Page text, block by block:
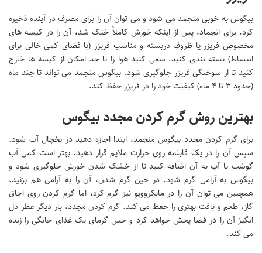
بیگوس به خوبی منجمد می شود و می توان آن را برای مصرف در آینده ذخیره
کرد. برای انجماد، پس از اینکه خورش کاملاً خنک شد، آن را در کیسه های
مخصوص فریزر یا ظروف دربسته و مناسب فریزر (با فضای کمی خالی برای
انبساط) بسته بندی کنید. سعی کنید هوا را تا حد امکان از کیسه ها خارج
کنید تا از سوختگی فریزر جلوگیری شود. بیگوس منجمد می تواند تا چند ماه
(حدود ۳ تا ۴ ماه) کیفیت خود را در فریزر حفظ کند.
بهترین روش گرم کردن مجدد بیگوس
برای گرم کردن مجدد بیگوس منجمد، ابتدا اجازه دهید در یخچال آب شود.
سپس آن را در یک قابلمه روی حرارت ملایم قرار دهید. بهتر است کمی آب
گوشت یا آب به آن اضافه کنید تا از خشک شدن خورش جلوگیری شود و
بیگوس به آرامی گرم شود. در حین گرم شدن، آن را به آرامی هم بزنید.
همچنین می توان آن را در مایکروویو نیز گرم کرد، اما گرم کردن روی اجاق
گاز، طعم و بافت بهتری را حفظ می کند. گرم کردن مجدد، بار دیگر عطر دل
انگیز آن را در فضا پخش خواهد کرد و حس گرمای یک غذای خانگی را زنده
می کند.